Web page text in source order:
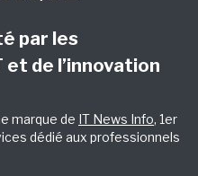
par les
et de l’innovation
marque de IT News Info, 1er
dédié aux professionnels